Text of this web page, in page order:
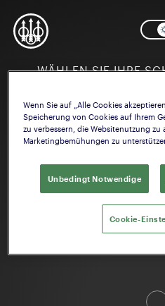
WÄHLEN SIE IHRE
Wenn Sie auf „Alle Cookies
Speicherung von Cookies auf Ihrem
zu verbessern, die Websitenutzung zu
Marketingbemühungen zu
Unbedingt Notwendige
Cookie-